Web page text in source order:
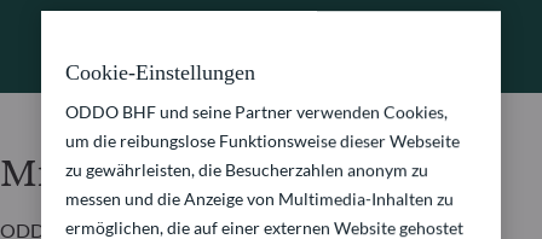
Milano
ODDO BHF AM SAS
Cookie-Einstellungen
ODDO BHF und seine Partner verwenden Cookies,
um die reibungslose Funktionsweise dieser Webseite
zu gewährleisten, die Besucherzahlen anonym zu
messen und die Anzeige von Multimedia-Inhalten zu
ermöglichen, die auf einer externen Website gehostet